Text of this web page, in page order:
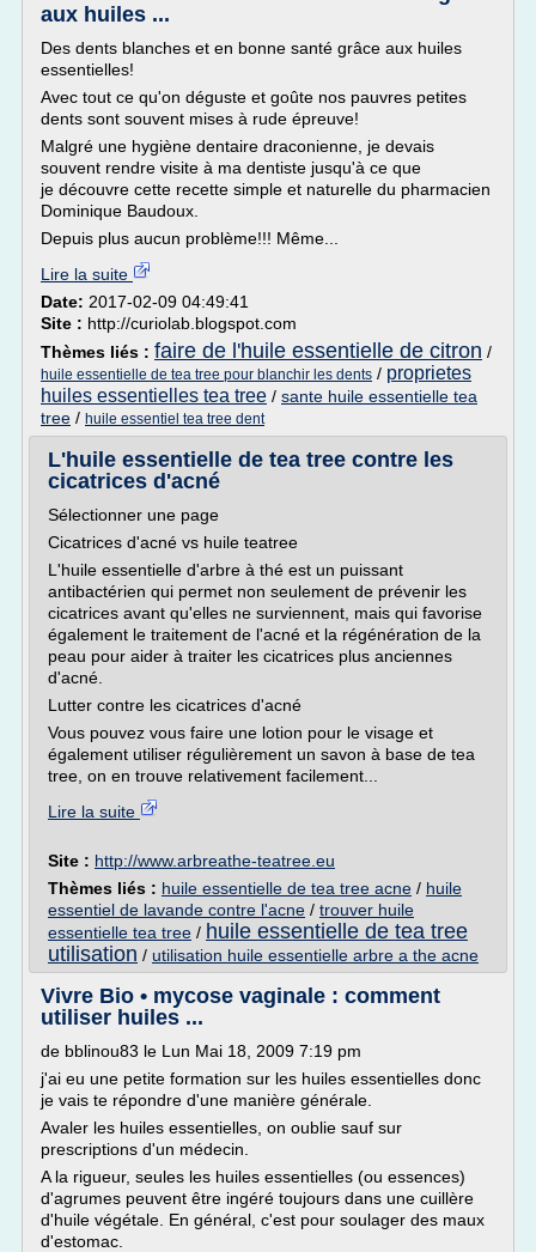
aux huiles ...
Des dents blanches et en bonne santé grâce aux huiles
essentielles!
Avec tout ce qu'on déguste et goûte nos pauvres petites
dents sont souvent mises à rude épreuve!
Malgré une hygiène dentaire draconienne, je devais
souvent rendre visite à ma dentiste jusqu'à ce que
je découvre cette recette simple et naturelle du pharmacien
Dominique Baudoux.
Depuis plus aucun problème!!! Même...
Lire la suite
Date: 2017-02-09 04:49:41
Site : http://curiolab.blogspot.com
Thèmes liés : faire de l'huile essentielle de citron /
huile essentielle de tea tree pour blanchir les dents / proprietes
huiles essentielles tea tree / sante huile essentielle tea
tree / huile essentiel tea tree dent
L'huile essentielle de tea tree contre les
cicatrices d'acné
Sélectionner une page
Cicatrices d'acné vs huile teatree
L'huile essentielle d'arbre à thé est un puissant
antibactérien qui permet non seulement de prévenir les
cicatrices avant qu'elles ne surviennent, mais qui favorise
également le traitement de l'acné et la régénération de la
peau pour aider à traiter les cicatrices plus anciennes
d'acné.
Lutter contre les cicatrices d'acné
Vous pouvez vous faire une lotion pour le visage et
également utiliser régulièrement un savon à base de tea
tree, on en trouve relativement facilement...
Lire la suite
Site : http://www.arbreathe-teatree.eu
Thèmes liés : huile essentielle de tea tree acne / huile
essentiel de lavande contre l'acne / trouver huile
essentielle tea tree / huile essentielle de tea tree
utilisation / utilisation huile essentielle arbre a the acne
Vivre Bio • mycose vaginale : comment
utiliser huiles ...
de bblinou83 le Lun Mai 18, 2009 7:19 pm
j'ai eu une petite formation sur les huiles essentielles donc
je vais te répondre d'une manière générale.
Avaler les huiles essentielles, on oublie sauf sur
prescriptions d'un médecin.
A la rigueur, seules les huiles essentielles (ou essences)
d'agrumes peuvent être ingéré toujours dans une cuillère
d'huile végétale. En général, c'est pour soulager des maux
d'estomac.